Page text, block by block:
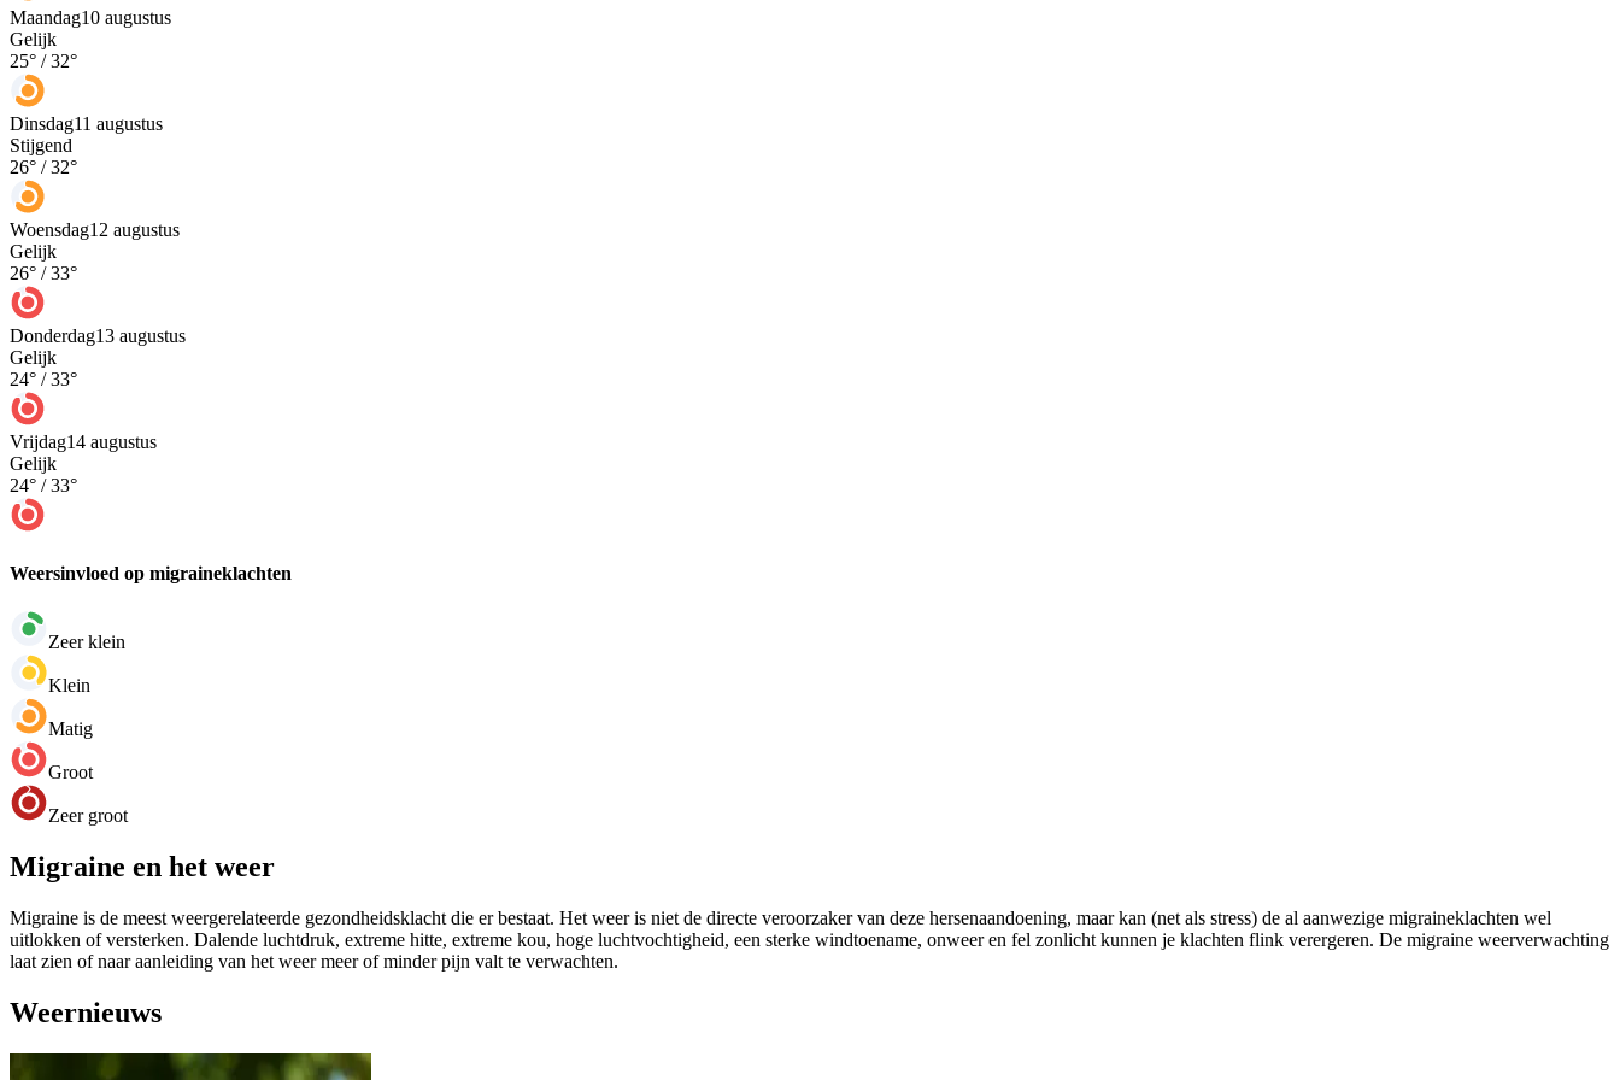
Maandag10 augustus
Gelijk
25° /32°
Dinsdag11 augustus
Stijgend
26° /32°
Woensdag12 augustus
Gelijk
26° /33°
Donderdag13 augustus
Gelijk
24° /33°
Vrijdag14 augustus
Gelijk
24° /33°
Weersinvloed op migraineklachten
Zeer klein
Klein
Matig
Groot
Zeer groot
Migraine en het weer
Migraine is de meest weergerelateerde gezondheidsklacht die er bestaat. Het weer is niet de directe veroorzaker van deze hersenaandoening, maar kan (net als stress) de al aanwezige migraineklachten wel
uitlokken of versterken. Dalende luchtdruk, extreme hitte, extreme kou, hoge luchtvochtigheid, een sterke windtoename, onweer en fel zonlicht kunnen je klachten flink verergeren. De migraine weerverwachting
laat zien of naar aanleiding van het weer meer of minder pijn valt te verwachten.
Weernieuws